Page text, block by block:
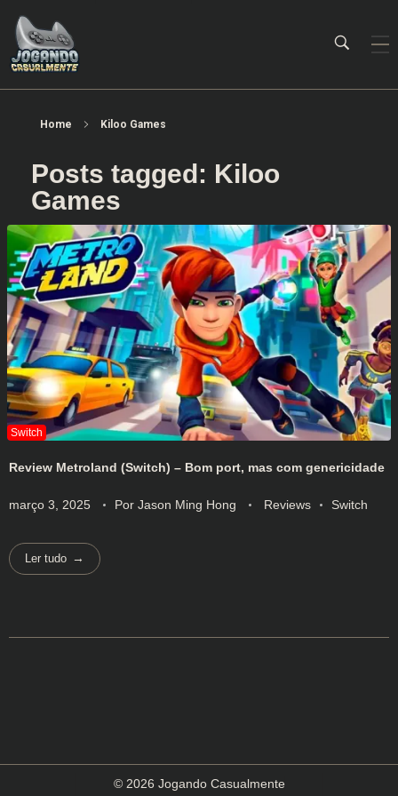
Home Kiloo Games
Posts tagged: Kiloo
Games
Review Metroland (Switch) – Bom port, mas com genericidade
março 3, 2025 Por Jason Ming Hong Reviews Switch
Ler tudo
© 2026 Jogando Casualmente